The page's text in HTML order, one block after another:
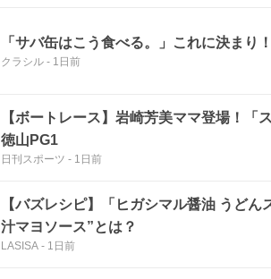
「サバ缶はこう食べる。」これに決まり
クラシル - 1日前
【ボートレース】岩崎芳美ママ登場！「
徳山PG1
日刊スポーツ - 1日前
【バズレシピ】「ヒガシマル醤油 うど
汁マヨソース”とは？
LASISA - 1日前